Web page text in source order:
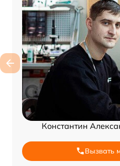
Константин
Вызвать